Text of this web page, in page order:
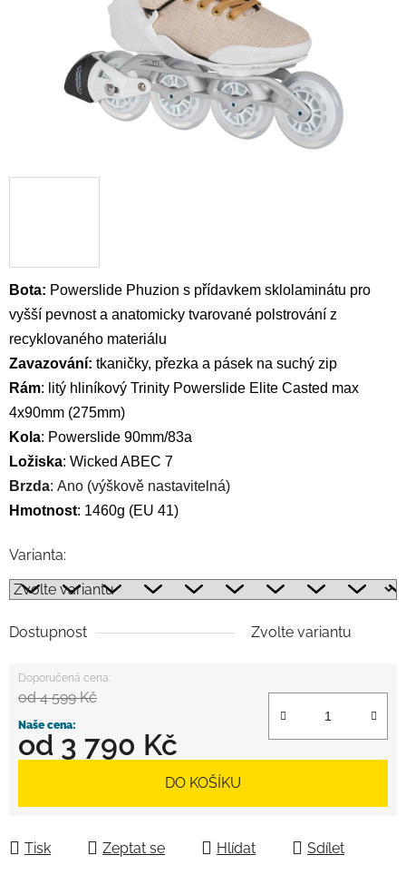
Bota: Powerslide Phuzion s přídavkem sklolaminátu pro
vyšší pevnost a anatomicky tvarované polstrování z
recyklovaného materiálu
Zavazování: tkaničky, přezka a pásek na suchý zip
Rám: litý hliníkový Trinity Powerslide Elite Casted max
4x90mm (275mm)
Kola: Powerslide 90mm/83a
Ložiska: Wicked ABEC 7
Brzda: Ano (výškově nastavitelná)
Hmotnost: 1460g (EU 41)
Varianta:
Dostupnost Zvolte variantu
od 4 599 Kč
od 3 790 Kč
DO KOŠÍKU
Tisk Zeptat se Hlídat Sdílet